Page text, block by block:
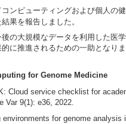
ンピューティングおよび個人の
果を報告しました。
の大規模なデータを利用した医
に推進されるための一助となりま
for Genome Medicine
Cloud service checklist for
Var 9(1): e36, 2022.
for genome analysis